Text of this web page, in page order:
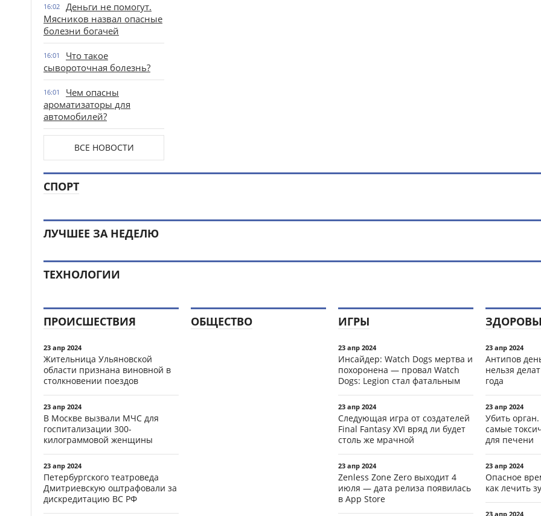
16:02
Деньги не помогут.
Мясников назвал опасные
болезни богачей
16:01
Что такое
сывороточная болезнь?
16:01
Чем опасны
ароматизаторы для
автомобилей?
ВСЕ НОВОСТИ
СПОРТ
ЛУЧШЕЕ ЗА НЕДЕЛЮ
ТЕХНОЛОГИИ
ПРОИСШЕСТВИЯ
23 апр 2024
Жительница Ульяновской
области признана виновной в
столкновении поездов
23 апр 2024
В Москве вызвали МЧС для
госпитализации 300-
килограммовой женщины
23 апр 2024
Петербургского театроведа
Дмитриевскую оштрафовали за
дискредитацию ВС РФ
ОБЩЕСТВО ИГРЫ
23 апр 2024
Инсайдер: Watch Dogs мертва и
похоронена — провал Watch
Dogs: Legion стал фатальным
23 апр 2024
Следующая игра от создателей
Final Fantasy XVI вряд ли будет
столь же мрачной
23 апр 2024
Zenless Zone Zero выходит 4
июля — дата релиза появилась
в App Store
23 апр 2024
Антипов
нельзя
года
23 апр 2024
Убить
самые
для печени
23 апр 2024
Опасное
как лечить
23 апр 2024